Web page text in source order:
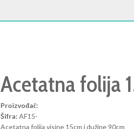
Acetatna folija
Proizvođač:
Šifra: AF15-
Acetatna folija visine 15cm i dužine 90cm